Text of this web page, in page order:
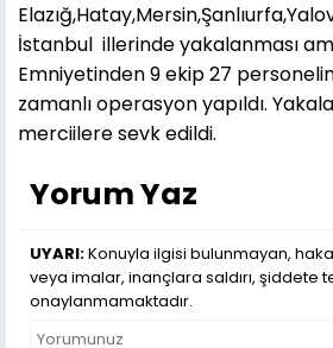
İstanbul illerinde yakalanması
Emniyetinden 9 ekip 27 personelin
zamanlı operasyon yapıldı.
merciilere sevk edildi.
Yorum Yaz
UYARI:Konuyla ilgisi bulunmayan,
veya imalar, inançlara saldırı, şiddete
onaylanmamaktadır.